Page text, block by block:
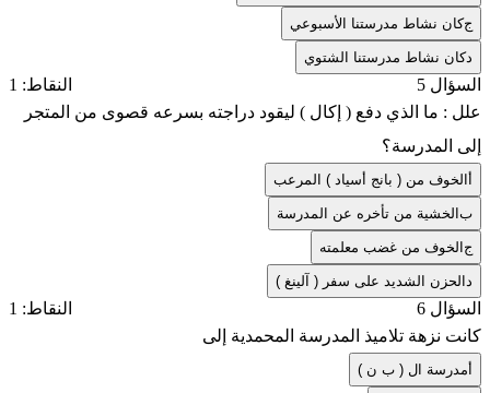
جكان نشاط مدرستنا الأسبوعي
كان نشاط مدرستنا الشتوي
السؤال 5
النقاط: 1
علل : ما الذي دفع ( إكال ) ليقود دراجته بسرعه قصوى من المتجر
إلى المدرسة؟
الخوف من ( بانج أسياد ) المرعب
بالخشية من تأخره عن المدرسة
جالخوف من غضب معلمته
الحزن الشديد على سفر ( آلينغ )
السؤال 6
النقاط: 1
كانت نزهة تلاميذ المدرسة المحمدية إلى
مدرسة ال ( ب ن )